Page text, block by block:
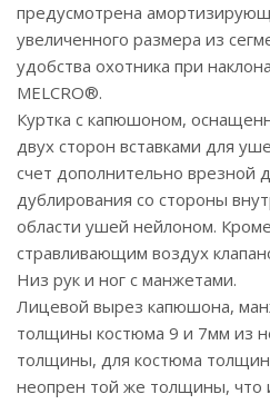
предусмотрена
увеличенного размера из
удобства охотника при
MELCRO®.
Куртка с капюшоном,
двух сторон вставками для
счет дополнительно врезной
дублирования со стороны
области ушей нейлоном.
стравливающим воздух
Низ рук и ног с манжетами.
Лицевой вырез капюшона,
толщины костюма 9 и 7мм из
толщины, для костюма
неопрен той же толщины, что